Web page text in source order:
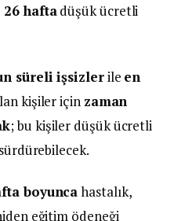
haftadüşük ücretli
süreli işsizlerile en
kişiler için zaman
; bu kişiler düşük ücretli
boyuncahastalık,
eğitim ödeneği